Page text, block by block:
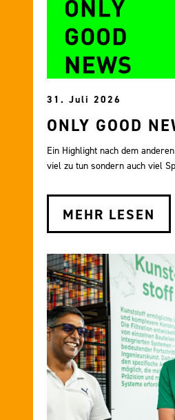
31. Juli 2026
ONLY GOOD
Ein Highlight nach dem
viel zu tun sondern auch viel
MEHR LESEN